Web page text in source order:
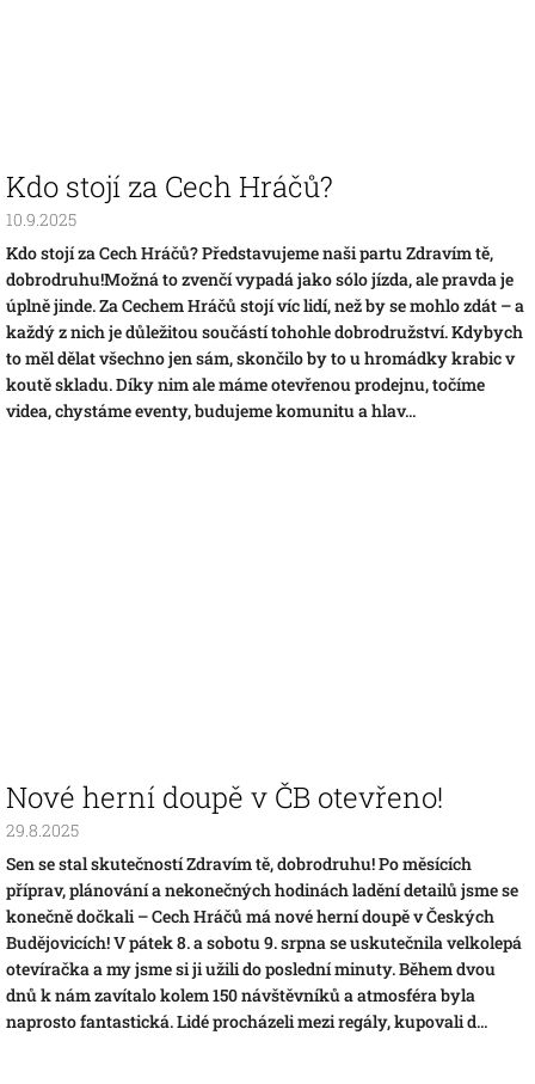
Kdo stojí za Cech Hráčů?
10.9.2025
Kdo stojí za Cech Hráčů? Představujeme naši partu Zdravím tě,
dobrodruhu!Možná to zvenčí vypadá jako sólo jízda, ale pravda je
úplně jinde. Za Cechem Hráčů stojí víc lidí, než by se mohlo zdát – a
každý z nich je důležitou součástí tohohle dobrodružství. Kdybych
to měl dělat všechno jen sám, skončilo by to u hromádky krabic v
koutě skladu. Díky nim ale máme otevřenou prodejnu, točíme
videa, chystáme eventy, budujeme komunitu a hlav...
Nové herní doupě v ČB otevřeno!
29.8.2025
Sen se stal skutečností Zdravím tě, dobrodruhu! Po měsících
příprav, plánování a nekonečných hodinách ladění detailů jsme se
konečně dočkali – Cech Hráčů má nové herní doupě v Českých
Budějovicích! V pátek 8. a sobotu 9. srpna se uskutečnila velkolepá
otevíračka a my jsme si ji užili do poslední minuty. Během dvou
dnů k nám zavítalo kolem 150 návštěvníků a atmosféra byla
naprosto fantastická. Lidé procházeli mezi regály, kupovali d...